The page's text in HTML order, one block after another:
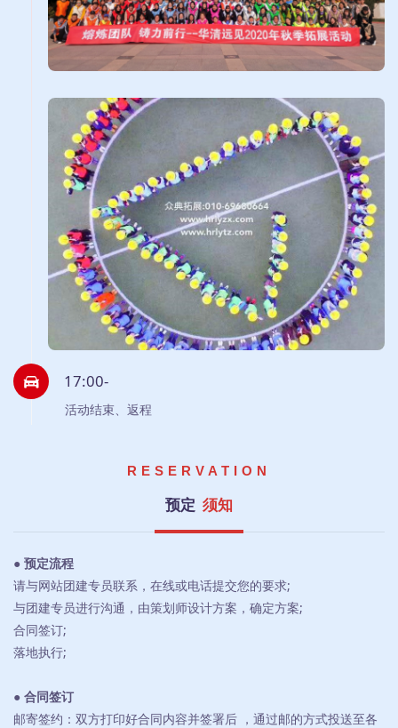
17:00-
活动结束、返程
RESERVATION
预定 须知
● 预定流程
请与网站团建专员联系，在线或电话提交您的要求;
与团建专员进行沟通，由策划师设计方案，确定方案;
合同签订;
落地执行;
● 合同签订
邮寄签约：双方打印好合同内容并签署后 ，通过邮的方式投送至各